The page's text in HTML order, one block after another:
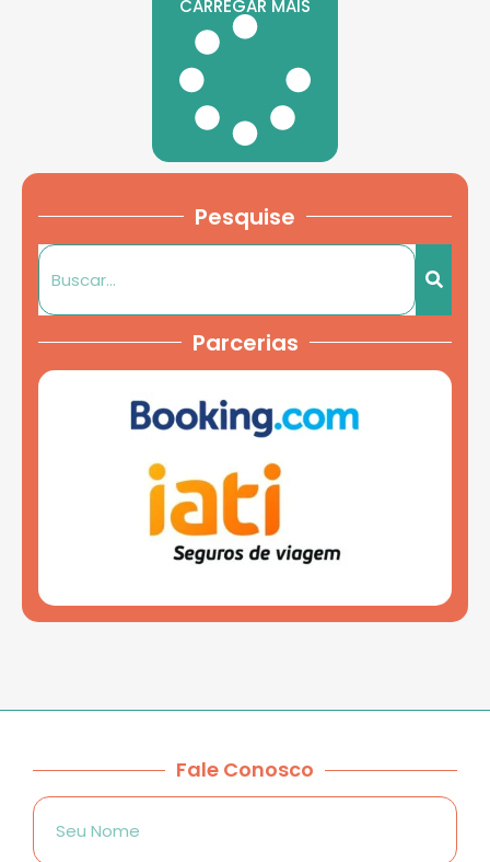
CARREGAR MAIS
Pesquise
Parcerias
Fale Conosco